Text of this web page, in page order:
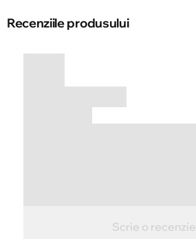
Recenziile produsului
Scrie o recenzie